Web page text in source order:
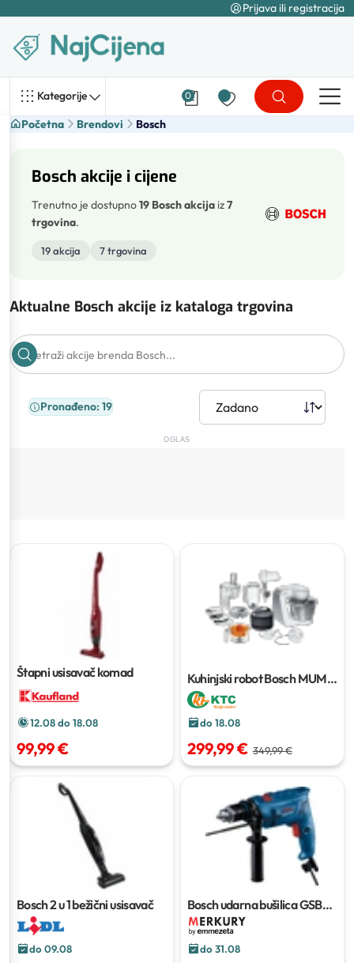
Prijava ili registracija
Kategorije 0
Početna Brendovi Bosch
Bosch akcije i cijene
Trenutno je dostupno19 Bosch akcija iz7
trgovina.
19 akcija 7 trgovina
Aktualne Bosch akcije iz kataloga trgovina
Pronađeno: 19
OGLAS
Štapni usisavačkomad
12.08 do 18.08
99,99 €
Kuhinjski robot Bosch MUM
54251
do 18.08
299,99 € 349,99 €
Bosch 2 u 1 bežični usisavač
do 09.08
Bosch udarna bušilica GSB
600
do 31.08